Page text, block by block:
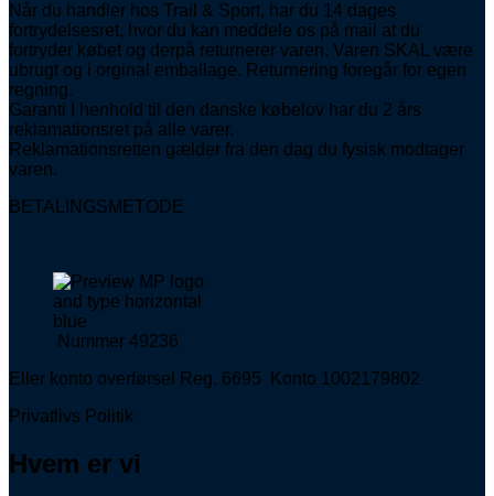
Når du handler hos Trail & Sport, har du 14 dages
fortrydelsesret, hvor du kan meddele os på mail at du
fortryder købet og derpå returnerer varen. Varen SKAL være
ubrugt og i orginal emballage. Returnering foregår for egen
regning.
Garanti I henhold til den danske købelov har du 2 års
reklamationsret på alle varer.
Reklamationsretten gælder fra den dag du fysisk modtager
varen.
BETALINGSMETODE
Nummer 49236
Eller konto overførsel Reg. 6695 Konto 1002179802
Privatlivs Politik
Hvem er vi